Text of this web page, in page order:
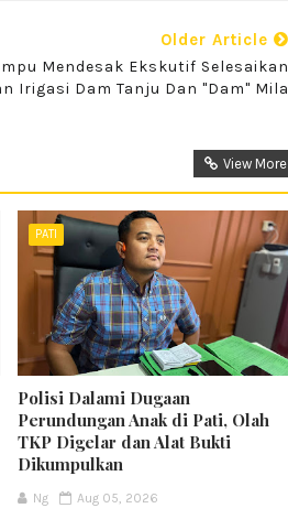
Older Article
Mendesak Ekskutif Selesaikan
Irigasi Dam Tanju Dan "Dam" Mila
View More
PATI
Polisi Dalami Dugaan
Perundungan Anak di Pati, Olah
TKP Digelar dan Alat Bukti
Dikumpulkan
Ng Aug 05, 2026